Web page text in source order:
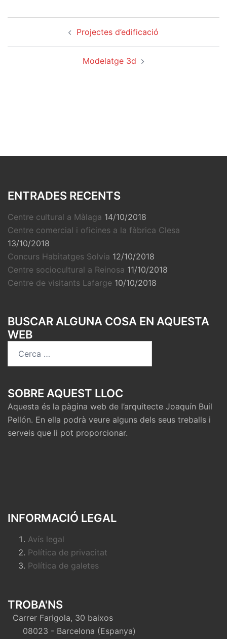
Projectes d’edificació
Modelatge 3d
ENTRADES RECENTS
Centre cultural a Màlaga 14/10/2018
Centre comercial i oficines a la fàbrica Clesa
13/10/2018
Concurs Habitatges Solvia 12/10/2018
Centre sociocultural a Reinosa 11/10/2018
Centre de visitants Lafarge 10/10/2018
BUSCAR ALGUNA COSA EN AQUESTA
WEB
SOBRE AQUEST LLOC
Aquesta és la pàgina web de l’arquitecte Joaquín Buil
Pellón. En ella podrà veure alguns dels seus treballs i
serveis que li pot proporcionar.
INFORMACIÓ LEGAL
Avís legal
Política de privacitat
Política de galetes
TROBA'NS
Carrer Farigola, 30 baixos
08023 - Barcelona (Espanya)